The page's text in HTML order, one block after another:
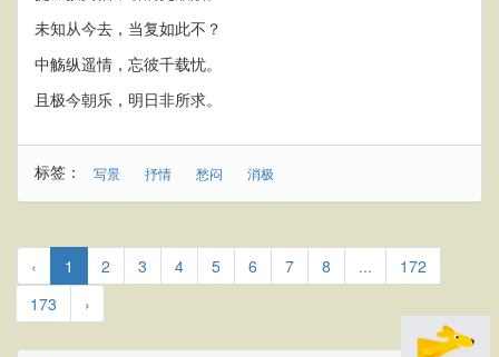
未知从今去，当复如此不？
中觞纵遥情，忘彼千载忧。
且极今朝乐，明日非所求。
标签： 写景 抒情 愁闷 消极
‹ 1 2 3 4 5 6 7 8 ...
172
173
›